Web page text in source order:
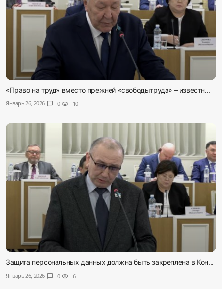
«Право на труд» вместо прежней «свободытруда» – известн...
Январь 26, 2026 chat_bubble 0 visibility 10
Защита персональных данных должна быть закреплена в Кон...
Январь 26, 2026 chat_bubble 0 visibility 6